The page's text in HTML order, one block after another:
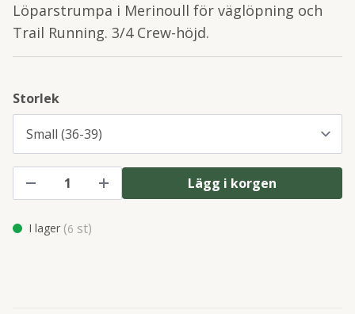
Löparstrumpa i Merinoull för väglöpning och
Trail Running. 3/4 Crew-höjd.
Storlek
Lägg i korgen
I lager (6 st)